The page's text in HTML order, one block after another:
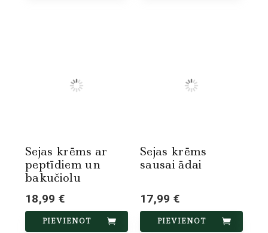
Sejas krēms ar
peptīdiem un
bakučiolu
18,99 €
PIEVIENOT
Sejas krēms
sausai ādai
17,99 €
PIEVIENOT